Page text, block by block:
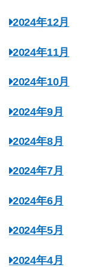
2024年12月
2024年11月
2024年10月
2024年9月
2024年8月
2024年7月
2024年6月
2024年5月
2024年4月